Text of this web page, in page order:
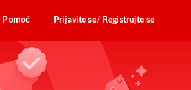
Pomoć Prijavite se/ Registrujte se